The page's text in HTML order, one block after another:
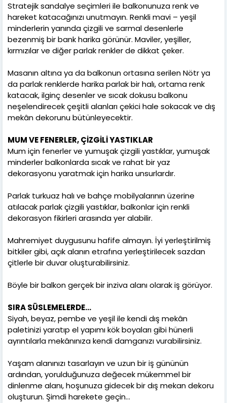
Stratejik sandalye seçimleri ile balkonunuza renk ve
hareket katacağınızı unutmayın. Renkli mavi – yeşil
minderlerin yanında çizgili ve sarmal desenlerle
bezenmiş bir bank harika görünür. Maviler, yeşiller,
kırmızılar ve diğer parlak renkler de dikkat çeker.
Masanın altına ya da balkonun ortasına serilen Nötr ya
da parlak renklerde harika parlak bir halı, ortama renk
katacak, ilginç desenler ve sıcak dokusu balkonu
neşelendirecek çeşitli alanları çekici hale sokacak ve dış
mekân dekorunu bütünleyecektir.
MUM VE FENERLER, ÇİZGİLİ YASTIKLAR
Mum için fenerler ve yumuşak çizgili yastıklar, yumuşak
minderler balkonlarda sıcak ve rahat bir yaz
dekorasyonu yaratmak için harika unsurlardır.
Parlak turkuaz halı ve bahçe mobilyalarının üzerine
atılacak parlak çizgili yastıklar, balkonlar için renkli
dekorasyon fikirleri arasında yer alabilir.
Mahremiyet duygusunu hafife almayın. İyi yerleştirilmiş
bitkiler gibi, açık alanın etrafına yerleştirilecek sazdan
çitlerle bir duvar oluşturabilirsiniz.
Böyle bir balkon gerçek bir inziva alanı olarak iş görüyor.
SIRA SÜSLEMELERDE...
Siyah, beyaz, pembe ve yeşil ile kendi dış mekân
paletinizi yaratıp el yapımı kök boyaları gibi hünerli
ayrıntılarla mekânınıza kendi damganızı vurabilirsiniz.
Yaşam alanınızı tasarlayın ve uzun bir iş gününün
ardından, yorulduğunuza değecek mükemmel bir
dinlenme alanı, hoşunuza gidecek bir dış mekan dekoru
oluşturun. Şimdi harekete geçin...